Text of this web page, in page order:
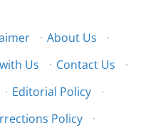
· About Us
·
Us · Contact Us
·
· Editorial Policy
·
Policy
·